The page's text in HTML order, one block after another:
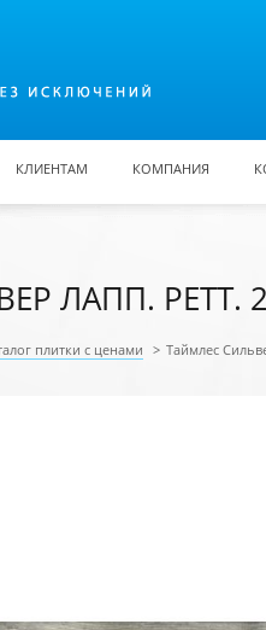
КЛИЕНТАМ КОМПАНИЯ
ЛАПП. РЕТТ.
плитки с ценами > Таймлес